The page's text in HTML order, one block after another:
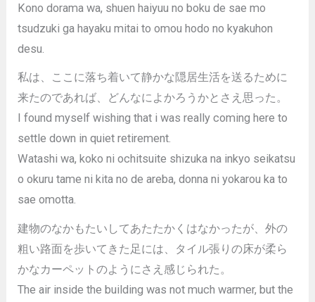
Kono dorama wa, shuen haiyuu no boku de sae mo
tsudzuki ga hayaku mitai to omou hodo no kyakuhon
desu.
私は、ここに落ち着いて静かな隠居生活を送るために
来たのであれば、どんなによかろうかとさえ思った。
I found myself wishing that i was really coming here to
settle down in quiet retirement.
Watashi wa, koko ni ochitsuite shizuka na inkyo seikatsu
o okuru tame ni kita no de areba, donna ni yokarou ka to
sae omotta.
建物のなかもたいしてあたたかくはなかったが、外の
粗い路面を歩いてきた足には、タイル張りの床が柔ら
かなカーペットのようにさえ感じられた。
The air inside the building was not much warmer, but the